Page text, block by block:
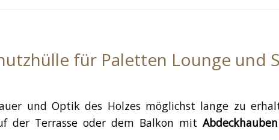
für Paletten Lounge und
und Optik des Holzes möglichst lange zu
der Terrasse oder dem Balkon mit